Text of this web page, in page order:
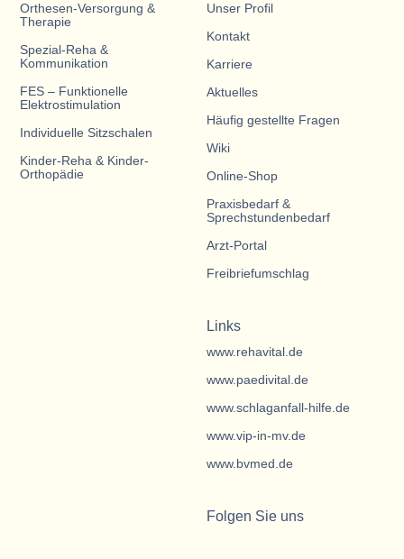
Orthesen-Versorgung &
Therapie
Spezial-Reha &
Kommunikation
FES – Funktionelle
Elektrostimulation
Individuelle Sitzschalen
Kinder-Reha & Kinder-
Orthopädie
Unser Profil
Kontakt
Karriere
Aktuelles
Häufig gestellte Fragen
Wiki
Online-Shop
Praxisbedarf &
Sprechstundenbedarf
Arzt-Portal
Freibriefumschlag
Links
www.rehavital.de
www.paedivital.de
www.schlaganfall-hilfe.de
www.vip-in-mv.de
www.bvmed.de
Folgen Sie uns